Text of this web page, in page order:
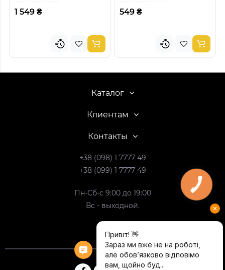
1 549 ₴ 549 ₴
Каталог
Клиентам
Контакты
+38 (098) 1 7777 49
+38 (099) 1 7777 49
Пн-Сб-с 9:00 до 19:00
Вс - выходной.